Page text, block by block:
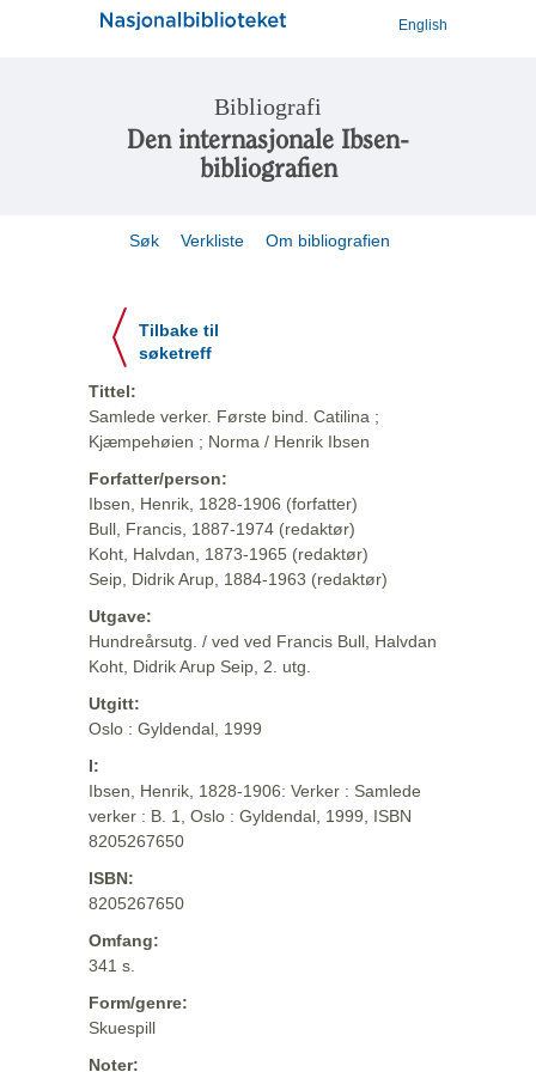
English
Bibliografi
Den internasjonale Ibsen-
bibliografien
Søk Verkliste Om bibliografien
Tilbake til
søketreff
Tittel:
Samlede verker. Første bind. Catilina ;
Kjæmpehøien ; Norma / Henrik Ibsen
Forfatter/person:
Ibsen, Henrik, 1828-1906 (forfatter)
Bull, Francis, 1887-1974 (redaktør)
Koht, Halvdan, 1873-1965 (redaktør)
Seip, Didrik Arup, 1884-1963 (redaktør)
Utgave:
Hundreårsutg. / ved ved Francis Bull, Halvdan
Koht, Didrik Arup Seip, 2. utg.
Utgitt:
Oslo : Gyldendal, 1999
I:
Ibsen, Henrik, 1828-1906: Verker : Samlede
verker : B. 1, Oslo : Gyldendal, 1999, ISBN
8205267650
ISBN:
8205267650
Omfang:
341 s.
Form/genre:
Skuespill
Noter: